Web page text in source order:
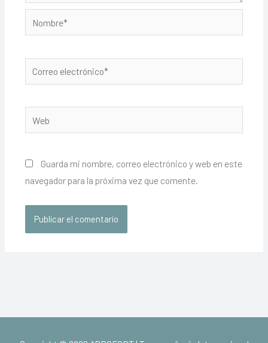
electrónico*
Guarda mi nombre, correo electrónico y web en este
navegador para la próxima vez que comente.